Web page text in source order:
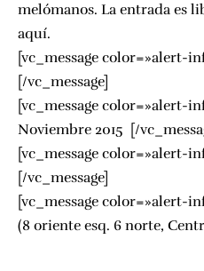
melómanos. La entrada es
aquí.
[vc_message color=»alert-
[/vc_message]
[vc_message color=»alert-
Noviembre 2015 [/
[vc_message color=»alert-
[/vc_message]
[vc_message color=»alert-
(8 oriente esq. 6 norte,